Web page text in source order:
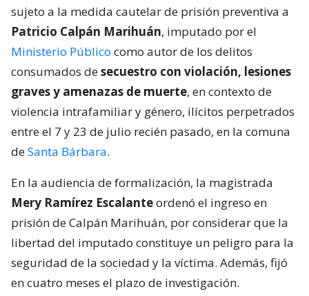
sujeto a la medida cautelar de prisión preventiva a
Patricio Calpán Marihuán, imputado por el
Ministerio Público como autor de los delitos
consumados desecuestro con violación, lesiones
graves y amenazas de muerte, en contexto de
violencia intrafamiliar y género, ilícitos perpetrados
entre el 7 y 23 de julio recién pasado, en la comuna
deSanta Bárbara.
En la audiencia de formalización, la magistrada
Mery Ramírez Escalanteordenó el ingreso en
prisión de Calpán Marihuán, por considerar que la
libertad del imputado constituye un peligro para la
seguridad de la sociedad y la víctima. Además, fijó
en cuatro meses el plazo de investigación.